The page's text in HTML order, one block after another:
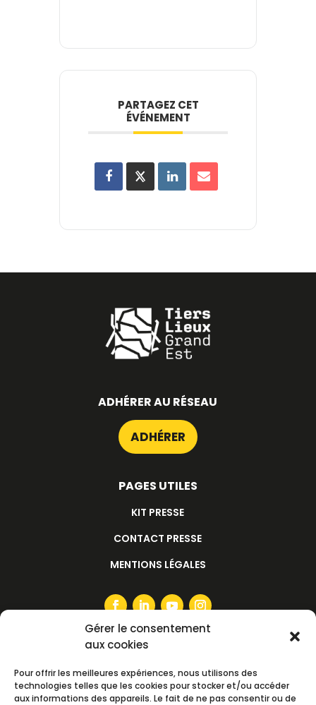
Gérer le consentement
aux cookies
Pour offrir les meilleures expériences, nous utilisons des
technologies telles que les cookies pour stocker et/ou accéder
aux informations des appareils. Le fait de ne pas consentir ou de
PARTAGEZ CET
ÉVÉNEMENT
ADHÉRER AU RÉSEAU
ADHÉRER
PAGES UTILES
KIT PRESSE
CONTACT PRESSE
MENTIONS LÉGALES
S'ABONNER À LA NEWSLETTER